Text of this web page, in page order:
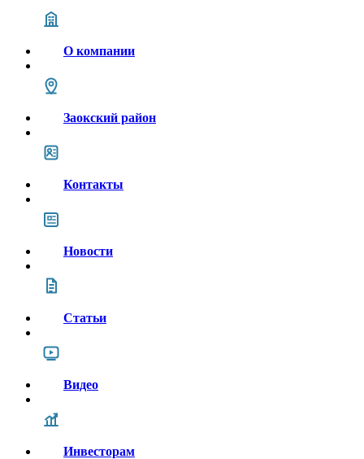
О компании
Заокский район
Контакты
Новости
Статьи
Видео
Инвесторам